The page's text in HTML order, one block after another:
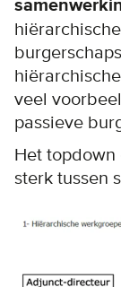
veel
passieve
Het
sterk tussen